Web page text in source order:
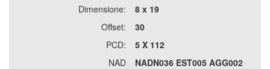
Dimensione:
8 x 19
Offset:
30
PCD:
5 X 112
NAD
NADN036 EST005 AGG002